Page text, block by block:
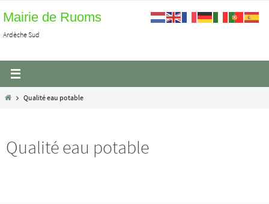
vers
le
Mairie de Ruoms
Ardèche Sud
HomeQualité eau potable
Qualité eau potable